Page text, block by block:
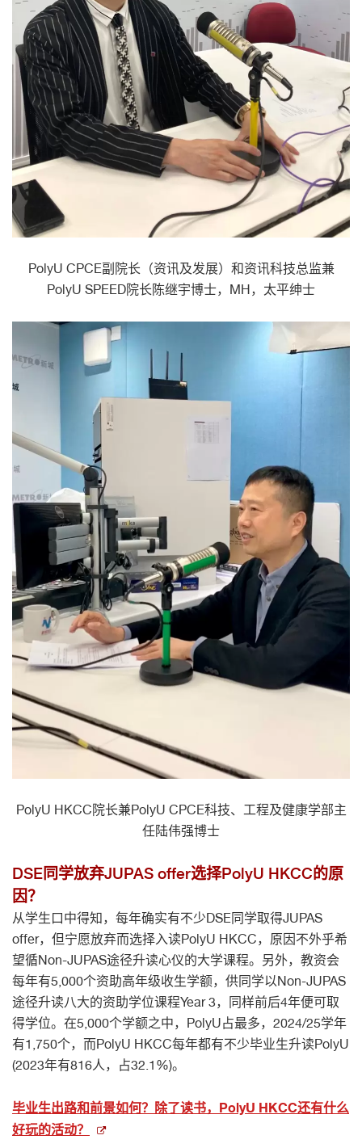
PolyU CPCE副院长（资讯及发展）和资讯科技总监兼
PolyU SPEED院长陈继宇博士，MH，太平绅士
PolyU HKCC院长兼PolyU CPCE科技、工程及健康学部主
任陆伟强博士
DSE同学放弃JUPAS offer选择PolyU HKCC的原
因？
从学生口中得知，每年确实有不少DSE同学取得JUPAS
offer，但宁愿放弃而选择入读PolyU HKCC，原因不外乎希
望循Non-JUPAS途径升读心仪的大学课程。另外，教资会
每年有5,000个资助高年级收生学额，供同学以Non-JUPAS
途径升读八大的资助学位课程Year 3，同样前后4年便可取
得学位。在5,000个学额之中，PolyU占最多，2024/25学年
有1,750个，而PolyU HKCC每年都有不少毕业生升读PolyU
(2023年有816人，占32.1%)。
毕业生出路和前景如何？除了读书，PolyU HKCC还有什么
好玩的活动？